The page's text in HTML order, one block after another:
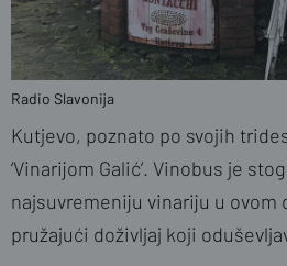
Radio Slavonija
Kutjevo, poznato po svojih
‘Vinarijom Galić’. Vinobus je
najsuvremeniju vinariju u ovom
pružajući doživljaj koji